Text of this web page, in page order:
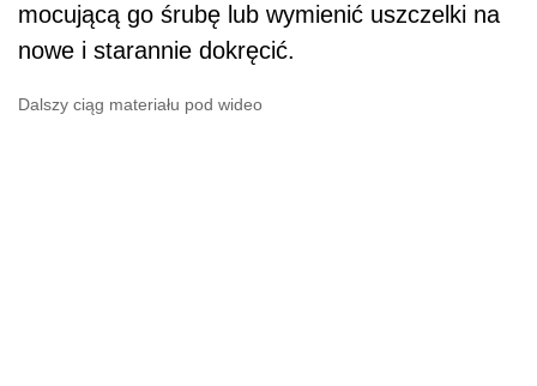
mocującą go śrubę lub wymienić uszczelki na
nowe i starannie dokręcić.
Dalszy ciąg materiału pod wideo